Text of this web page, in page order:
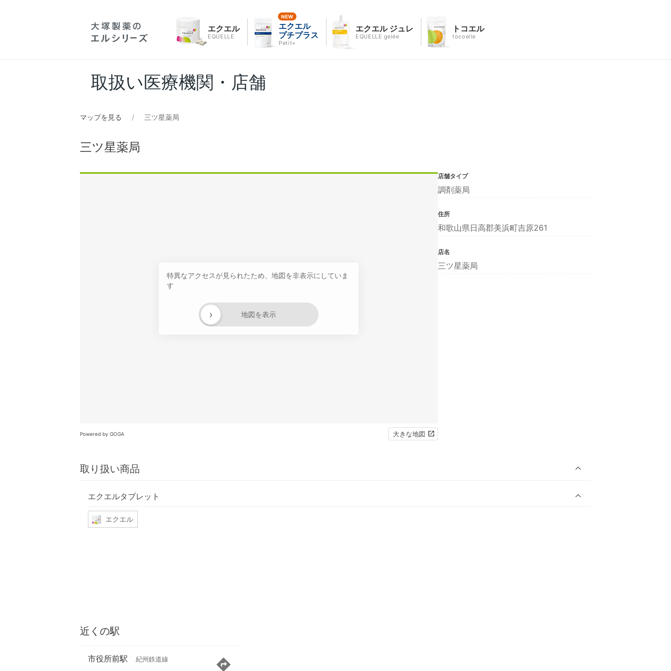
エクエル
EQUELLE
エクエル
プチプラス
Petit+
エクエル ジュレ
EQUELLE gelée
トコエル
tocoelle
取扱い医療機関・店舗
マップを見る 三ツ星薬局
三ツ星薬局
特異なアクセスが見られたため、地図を非表示にしていま
す
地図を表示
›
Powered by GOGA 大きな地図
取り扱い商品
エクエルタブレット
エクエル
店舗タイプ
調剤薬局
住所
和歌山県日高郡美浜町吉原261
店名
三ツ星薬局
近くの駅
市役所前駅 紀州鉄道線